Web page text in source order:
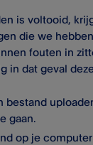
is voltooid,
die we
fouten in
in dat geval
bestand
gaan.
op je